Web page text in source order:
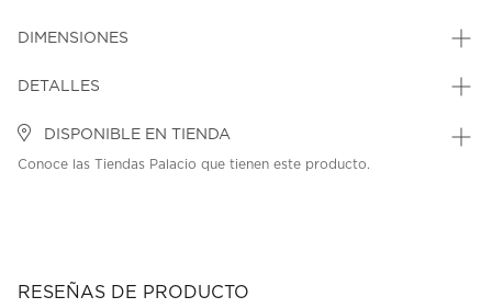
DIMENSIONES
DETALLES
DISPONIBLE EN TIENDA
Conoce las Tiendas Palacio que tienen este producto.
RESEÑAS DE PRODUCTO